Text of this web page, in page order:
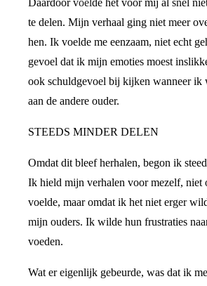
Daardoor voelde het voor mij al snel
te delen. Mijn verhaal ging niet meer
hen. Ik voelde me eenzaam, niet echt
gevoel dat ik mijn emoties moest
ook schuldgevoel bij kijken wanneer ik
aan de andere ouder.
STEEDS MINDER DELEN
Omdat dit bleef herhalen, begon ik
Ik hield mijn verhalen voor mezelf, niet
voelde, maar omdat ik het niet erger
mijn ouders. Ik wilde hun frustraties
voeden.
Wat er eigenlijk gebeurde, was dat ik